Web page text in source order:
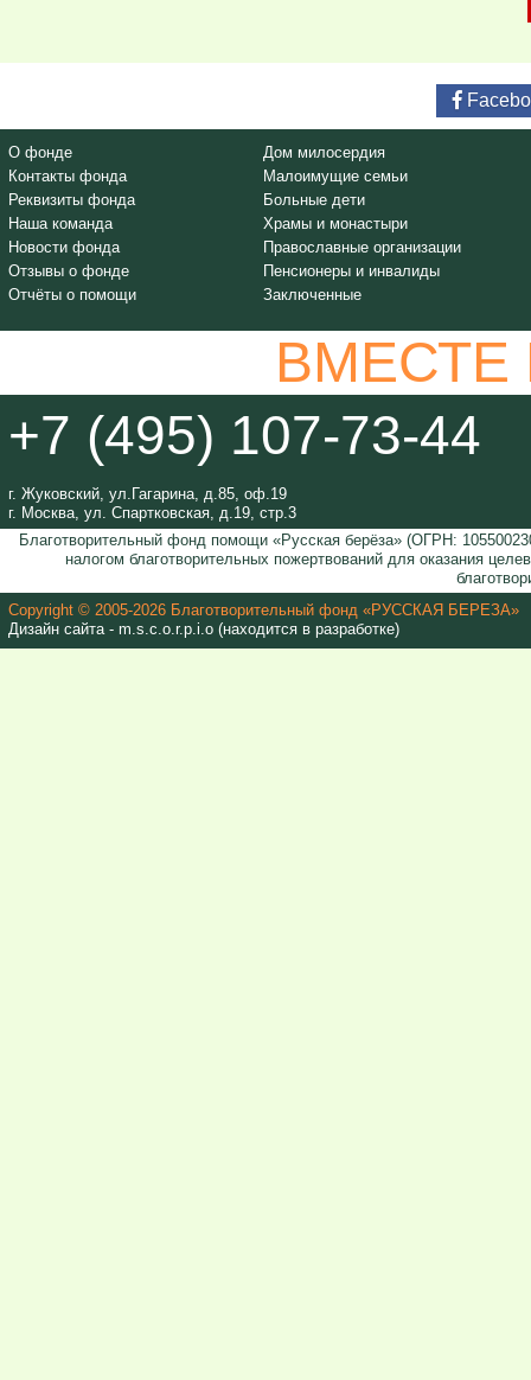
О фонде
Контакты фонда
Реквизиты фонда
Наша команда
Новости фонда
Отзывы о фонде
Отчёты о помощи
Дом милосердия
Малоимущие семьи
Больные дети
Храмы и монастыри
Православные организации
Пенсионеры и инвалиды
Заключенные
+7 (495) 107-73-44
г. Жуковский, ул.Гагарина, д.85, оф.19
г. Москва, ул. Спартковская, д.19, стр.3
Благотворительный фонд помощи «Русская берёза» (ОГРН:
налогом благотворительных пожертвований для оказания
Copyright © 2005-2026 Благотворительный фонд «РУССКАЯ БЕРЕЗА»
Дизайн сайта - m.s.c.o.r.p.i.o (находится в разработке)